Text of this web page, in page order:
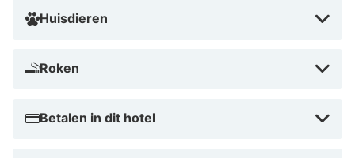
Huisdieren
Roken
Betalen in dit hotel